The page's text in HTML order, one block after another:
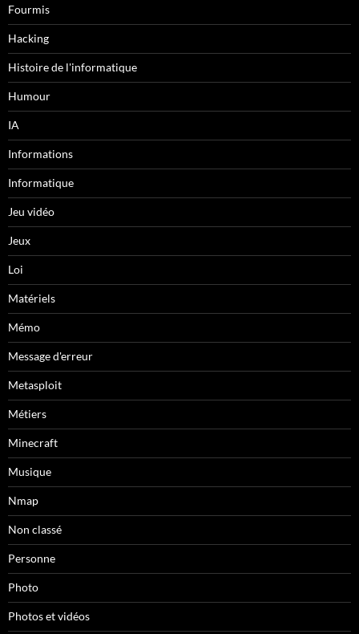
Fourmis
Hacking
Histoire de l'informatique
Humour
IA
Informations
Informatique
Jeu vidéo
Jeux
Loi
Matériels
Mémo
Message d'erreur
Metasploit
Métiers
Minecraft
Musique
Nmap
Non classé
Personne
Photo
Photos et vidéos